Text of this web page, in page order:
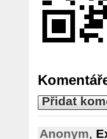
Přidat
Anonym,